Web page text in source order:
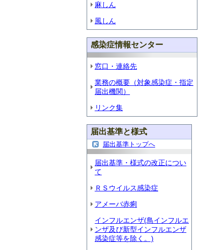
麻しん
風しん
感染症情報センター
窓口・連絡先
業務の概要（対象感染症・指定
届出機関）
リンク集
届出基準と様式
届出基準トップへ
届出基準・様式の改正につい
て
ＲＳウイルス感染症
アメーバ赤痢
インフルエンザ(鳥インフルエ
ンザ及び新型インフルエンザ
感染症等を除く。)